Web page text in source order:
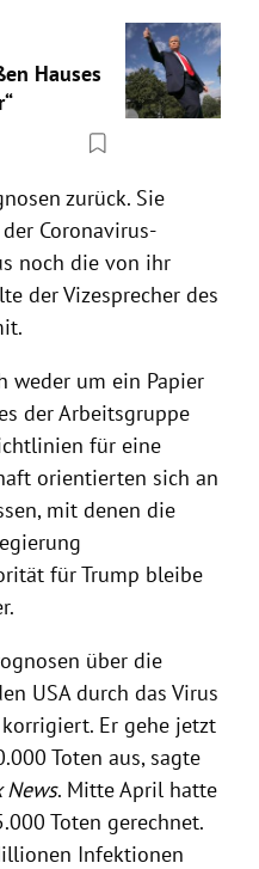
Hauses
zurück. Sie
Coronavirus-
noch die von ihr
der Vizesprecher des
weder um ein Papier
der Arbeitsgruppe
für eine
orientierten sich an
mit denen die
fürTrump bleibe
über die
USAdurch das Virus
Er gehe jetzt
Toten aus, sagte
News. Mitte April hatte
Toten gerechnet.
Infektionen